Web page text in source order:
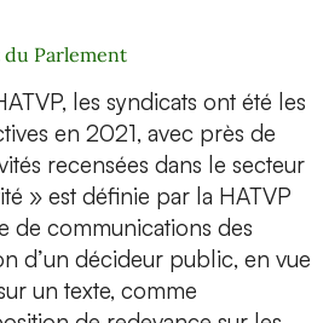
du Parlement
les syndicats ont été les
en 2021, avec près de
recensées dans le secteur
» est définie par la HATVP
de communications des
d’un décideur public, en vue
un texte, comme